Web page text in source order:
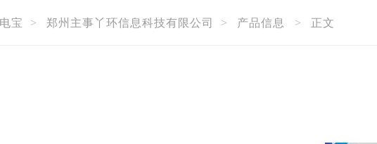
宝 > 郑州主事丫环信息科技有限公司 > 产品信息 > 正文